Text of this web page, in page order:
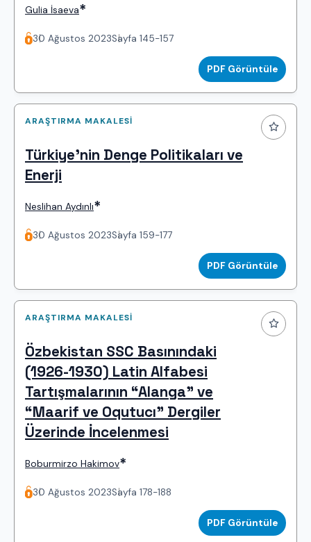
Gulia İsaeva*
30 Ağustos 2023Sayfa 145-157
PDF Görüntüle
ARAŞTIRMA MAKALESI
Türkiye'nin Denge Politikaları ve
Enerji
Neslihan Aydınlı*
30 Ağustos 2023Sayfa 159-177
PDF Görüntüle
ARAŞTIRMA MAKALESI
Özbekistan SSC Basınındaki
(1926-1930) Latin Alfabesi
Tartışmalarının “Alanga” ve
“Maarif ve Oqutucı” Dergiler
Üzerinde İncelenmesi
Boburmirzo Hakimov*
30 Ağustos 2023Sayfa 178-188
PDF Görüntüle